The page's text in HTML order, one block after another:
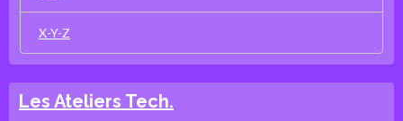
X-Y-Z
Les Ateliers Tech.